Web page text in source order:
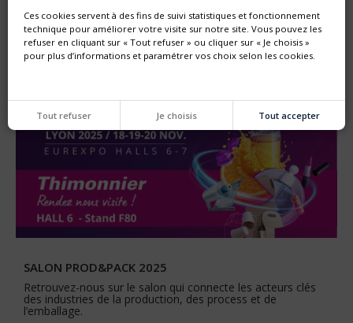
commerciale vous accueillera HALL 10 stand C2.
SALON PROD&PACK 2025
Retrouvez-nous sur le salon qui connecte les acteurs clés
des industries de la production, des process et de
l’emballage.
Ces cookies servent à des fins de suivi statistiques et fonctionnement
technique pour améliorer votre visite sur notre site. Vous pouvez les
refuser en cliquant sur « Tout refuser » ou cliquer sur « Je choisis »
pour plus d’informations et paramétrer vos choix selon les cookies.
Tout refuser Je choisis Tout accepter